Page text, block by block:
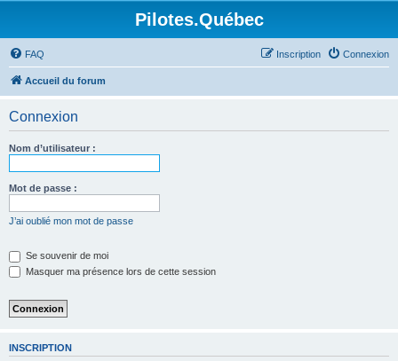
Pilotes.Québec
FAQ Connexion
Inscription
Accueil du forum
Connexion
Nom d’utilisateur :
Mot de passe :
J’ai oublié mon mot de passe
Se souvenir de moi
Masquer ma présence lors de cette session
INSCRIPTION